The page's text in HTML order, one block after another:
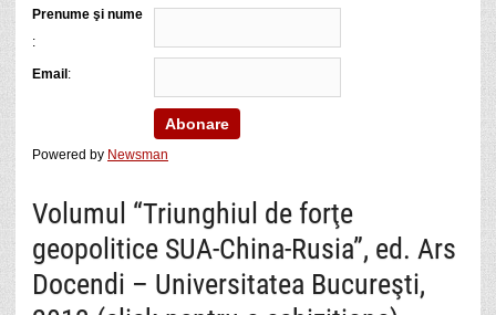
Prenume şi nume
:
Email:
Powered by Newsman
Volumul “Triunghiul de forţe
geopolitice SUA-China-Rusia”, ed. Ars
Docendi – Universitatea Bucureşti,